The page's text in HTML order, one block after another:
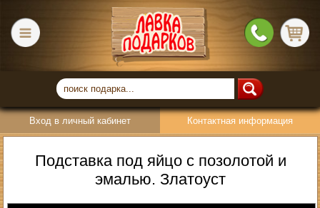
Вход в личный кабинет Контактная информация
Подставка под яйцо с позолотой и
эмалью. Златоуст